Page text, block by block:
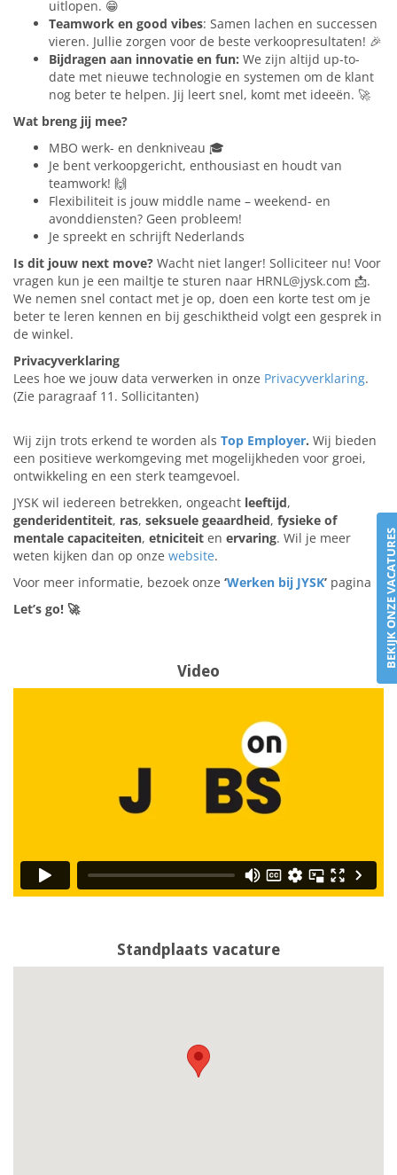
BEKIJK
uitlopen. 😁
Teamwork en good vibes: Samen lachen en successen
vieren. Jullie zorgen voor de beste verkoopresultaten! 🎉
Bijdragen aan innovatie en fun: We zijn altijd up-to-
date met nieuwe technologie en systemen om de klant
nog beter te helpen. Jij leert snel, komt met ideeën. 🚀
Wat breng jij mee?
MBO werk- en denkniveau 🎓
Je bent verkoopgericht, enthousiast en houdt van
teamwork! 🙌
Flexibiliteit is jouw middle name – weekend- en
avonddiensten? Geen probleem!
Je spreekt en schrijft Nederlands
Is dit jouw next move? Wacht niet langer! Solliciteer nu! Voor
vragen kun je een mailtje te sturen naar HRNL@jysk.com 📩.
We nemen snel contact met je op, doen een korte test om je
beter te leren kennen en bij geschiktheid volgt een gesprek in
de winkel.
Privacyverklaring
Lees hoe we jouw data verwerken in onze Privacyverklaring.
(Zie paragraaf 11. Sollicitanten)
Wij zijn trots erkend te worden als Top Employer. Wij bieden
een positieve werkomgeving met mogelijkheden voor groei,
ontwikkeling en een sterk teamgevoel.
JYSK wil iedereen betrekken, ongeacht leeftijd,
genderidentiteit, ras, seksuele geaardheid, fysieke of
mentale capaciteiten, etniciteit en ervaring. Wil je meer
weten kijken dan op onze website.
Voor meer informatie, bezoek onze ‘Werken bij JYSK’ pagina
Let’s go! 🚀
Video
Standplaats vacature